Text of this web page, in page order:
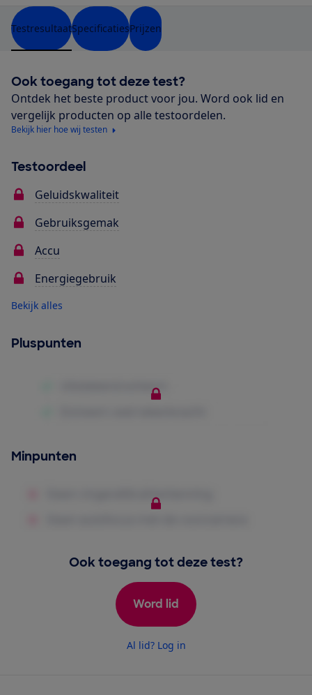
TestresultaatSpecificatiesPrijzen
Ook toegang tot deze test?
Ontdek het beste product voor jou. Word ook lid en
vergelijk producten op alle testoordelen.
Bekijk hier hoe wij testen
Testoordeel
Geluidskwaliteit
Gebruiksgemak
Accu
Energiegebruik
Bekijk alles
Pluspunten
Minpunten
Ook toegang tot deze test?
Word lid
Al lid? Log in